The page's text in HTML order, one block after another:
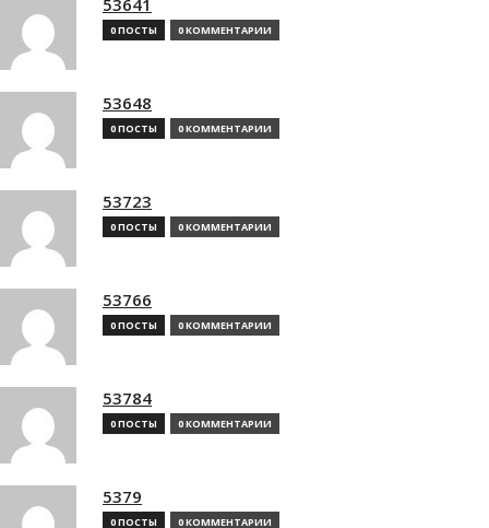
0 ПОСТЫ 0 КОММЕНТАРИИ
53648
0 ПОСТЫ 0 КОММЕНТАРИИ
53723
0 ПОСТЫ 0 КОММЕНТАРИИ
53766
0 ПОСТЫ 0 КОММЕНТАРИИ
53784
0 ПОСТЫ 0 КОММЕНТАРИИ
5379
0 ПОСТЫ 0 КОММЕНТАРИИ